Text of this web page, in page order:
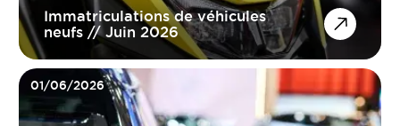
Immatriculations de véhicules
neufs // Juin 2026
01/06/2026